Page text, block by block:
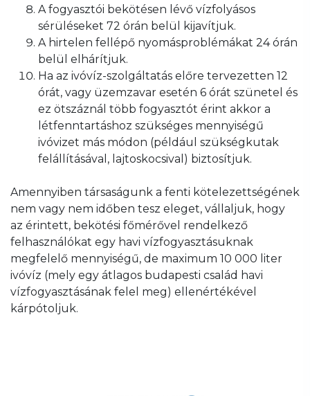
A fogyasztói bekötésen lévő vízfolyásos
sérüléseket 72 órán belül kijavítjuk.
A hirtelen fellépő nyomásproblémákat 24 órán
belül elhárítjuk.
Ha az ivóvíz-szolgáltatás előre tervezetten 12
órát, vagy üzemzavar esetén 6 órát szünetel és
ez ötszáznál több fogyasztót érint akkor a
létfenntartáshoz szükséges mennyiségű
ivóvizet más módon (például szükségkutak
felállításával, lajtoskocsival) biztosítjuk.
Amennyiben társaságunk a fenti kötelezettségének
nem vagy nem időben tesz eleget, vállaljuk, hogy
az érintett, bekötési főmérővel rendelkező
felhasználókat egy havi vízfogyasztásuknak
megfelelő mennyiségű, de maximum 10 000 liter
ivóvíz (mely egy átlagos budapesti család havi
vízfogyasztásának felel meg) ellenértékével
kárpótoljuk.